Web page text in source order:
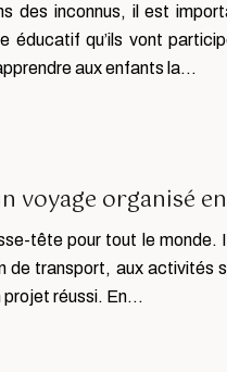
des inconnus, il est
éducatif qu’ils vont
aux enfants la…
voyage organisé
tête pour tout le monde.
de transport, aux activités
projet réussi. En…